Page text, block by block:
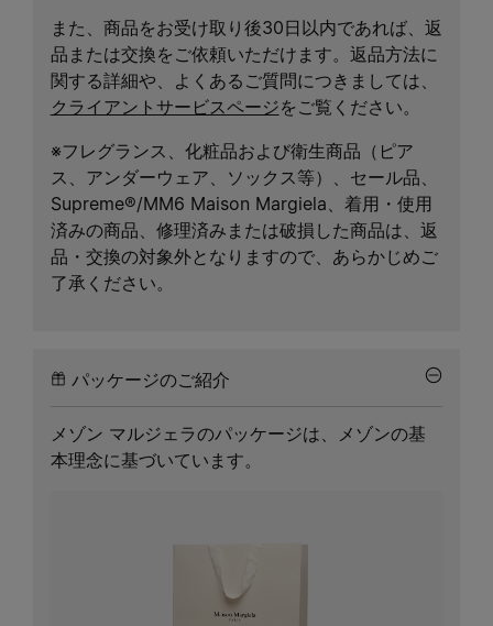
また、商品をお受け取り後30日以内であれば、返
品または交換をご依頼いただけます。返品方法に
関する詳細や、よくあるご質問につきましては、
クライアントサービスページをご覧ください。
※フレグランス、化粧品および衛生商品（ピア
ス、アンダーウェア、ソックス等）、セール品、
Supreme®/MM6 Maison Margiela、着用・使用
済みの商品、修理済みまたは破損した商品は、返
品・交換の対象外となりますので、あらかじめご
了承ください。
パッケージのご紹介
メゾン マルジェラのパッケージは、メゾンの基
本理念に基づいています。